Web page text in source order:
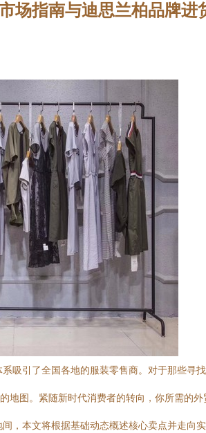
场指南与迪思兰柏品牌进
吸引了全国各地的服装零售商。对于那些寻
地图。紧随新时代消费者的转向，你所需的
，本文将根据基础动态概述核心卖点并走向